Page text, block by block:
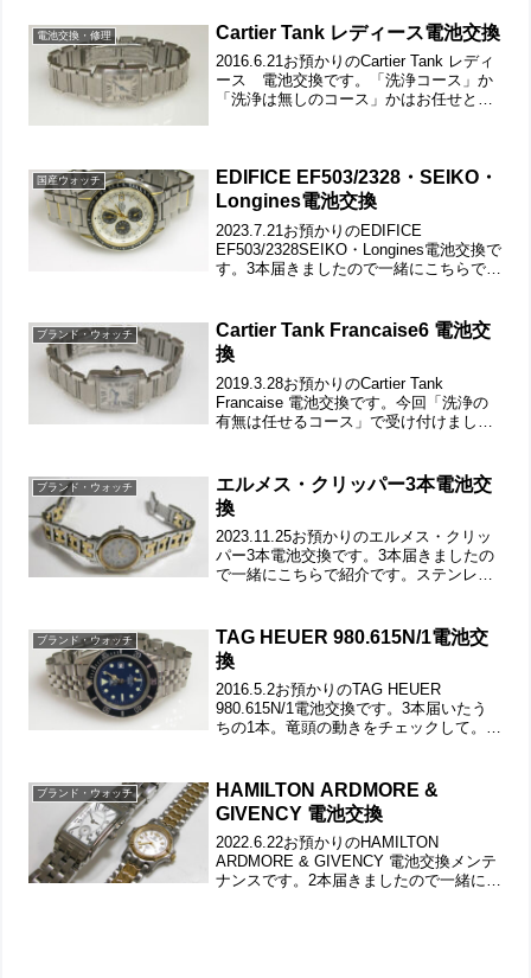
電池交換・修理 Cartier Tank レディース電池交換
2016.6.21お預かりのCartier Tank レディ
ース 電池交換です。「洗浄コース」か
「洗浄は無しのコース」かはお任せとい
国産ウォッチ
EDIFICE EF503/2328・SEIKO・
Longines電池交換
2023.7.21お預かりのEDIFICE
EF503/2328SEIKO・Longines電池交換で
す。3本届きましたので一緒にこちらで紹
ックします。裏蓋は”はめ込み...
ブランド・ウォッチ
Cartier Tank Francaise6 電池交
換
2019.3.28お預かりのCartier Tank
Francaise 電池交換です。今回「洗浄の
有無は任せるコース」で受け付けまし
レス無垢バンドに両開きバックル。裏...
ブランド・ウォッチ
エルメス・クリッパー3本電池交
換
2023.11.25お預かりのエルメス・クリッ
パー3本電池交換です。3本届きましたの
で一緒にこちらで紹介です。ステンレス
メントで。ケースの汚れを拭き取り電池
格納部を...
ブランド・ウォッチ
TAG HEUER 980.615N/1電池交
換
2016.5.2お預かりのTAG HEUER
980.615N/1電池交換です。3本届いたう
ちの1本。竜頭の動きをチェックして。ス
ックルの汚れもチェックして。裏蓋はス
ク...
ブランド・ウォッチ
HAMILTON ARDMORE &
GIVENCY 電池交換
2022.6.22お預かりのHAMILTON
ARDMORE & GIVENCY 電池交換メンテ
ナンスです。2本届きましたので一緒にこ